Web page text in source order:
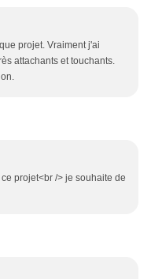
projet. Vraiment j'ai
attachants et touchants.
projet<br /> je souhaite de